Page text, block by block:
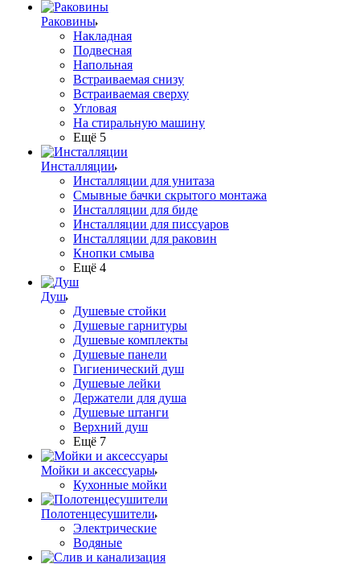
Раковины
Накладная
Подвесная
Напольная
Встраиваемая снизу
Встраиваемая сверху
Угловая
На стиральную машину
Ещё 5
Инсталляции
Инсталляции для унитаза
Смывные бачки скрытого монтажа
Инсталляции для биде
Инсталляции для писсуаров
Инсталляции для раковин
Кнопки смыва
Ещё 4
Душ
Душевые стойки
Душевые гарнитуры
Душевые комплекты
Душевые панели
Гигиенический душ
Душевые лейки
Держатели для душа
Душевые штанги
Верхний душ
Ещё 7
Мойки и аксессуары
Кухонные мойки
Полотенцесушители
Электрические
Водяные